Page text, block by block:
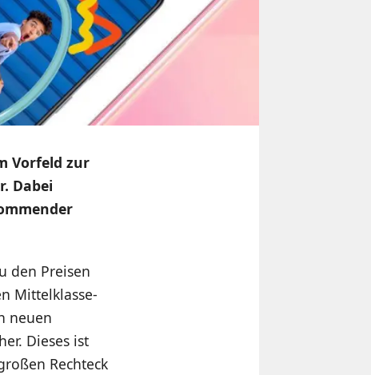
Vorfeld zur
Dabei
den Preisen
Mittelklasse-
neuen
Dieses ist
Rechteck